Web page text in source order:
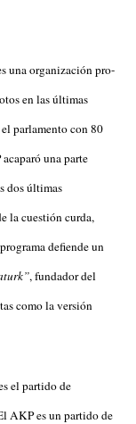
una organización pro-
en las últimas
parlamento con 80
una parte
dos últimas
la cuestión curda,
defiende un
, fundador del
como la versión
el partido de
AKP es un partido de